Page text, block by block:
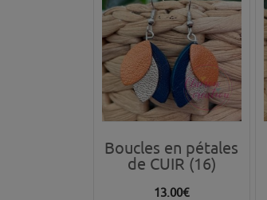
Boucles en pétales
de CUIR (16)
13.00€